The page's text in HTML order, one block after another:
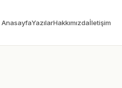
AnasayfaYazılarHakkımızdaİletişim